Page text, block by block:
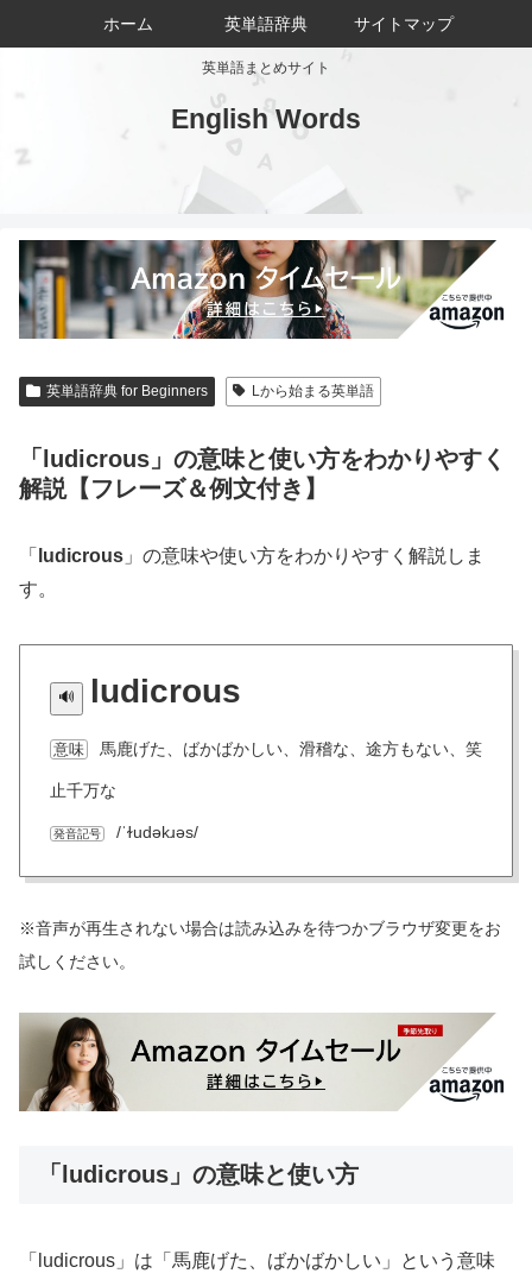
英単語まとめサイト
English Words
ホーム 英単語辞典 サイトマップ
英単語辞典 for Beginners Lから始まる英単語
「ludicrous」の意味と使い方をわかりやすく
解説【フレーズ＆例文付き】
「 ludicrous 」の意味や使い方をわかりやすく解説しま
す。
ludicrous
意味 馬鹿げた、ばかばかしい、滑稽な、途方もない、笑
止千万な
発音記号 /ˈɫudəkɹəs/
※音声が再生されない場合は読み込みを待つかブラウザ変更をお
試しください。
「ludicrous」の意味と使い方
「ludicrous」は「馬鹿げた、ばかばかしい」という意味